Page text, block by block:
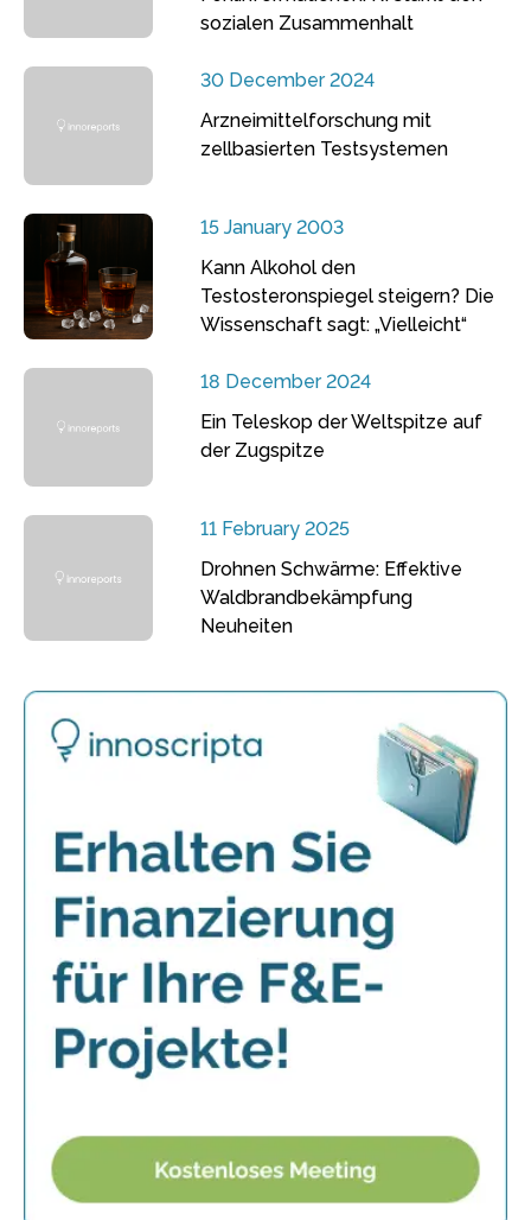
sozialen Zusammenhalt
30 December 2024
Arzneimittelforschung mit
zellbasierten Testsystemen
15 January 2003
Kann Alkohol den
Testosteronspiegel steigern? Die
Wissenschaft sagt: „Vielleicht“
18 December 2024
Ein Teleskop der Weltspitze auf
der Zugspitze
11 February 2025
Drohnen Schwärme: Effektive
Waldbrandbekämpfung
Neuheiten